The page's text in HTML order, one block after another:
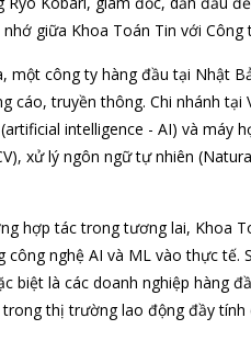
giữa Khoa Toán Tin với
một công ty hàng đầu tại Nhật
cáo, truyền thông. Chi nhánh
intelligence - AI) và máy
xử lý ngôn ngữ tự nhiên
hợp tác trong tương lai, Khoa
nghệ AI và ML vào thực tế.
biệt là các doanh nghiệp hàng
thị trường lao động đầy tính